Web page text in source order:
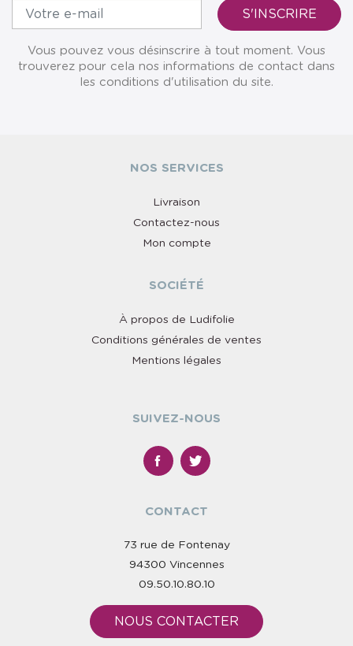
Vous pouvez vous désinscrire à tout moment. Vous
trouverez pour cela nos informations de contact dans
les conditions d'utilisation du site.
NOS SERVICES
Livraison
Contactez-nous
Mon compte
SOCIÉTÉ
À propos de Ludifolie
Conditions générales de ventes
Mentions légales
SUIVEZ-NOUS
CONTACT
73 rue de Fontenay
94300 Vincennes
09.50.10.80.10
NOUS CONTACTER